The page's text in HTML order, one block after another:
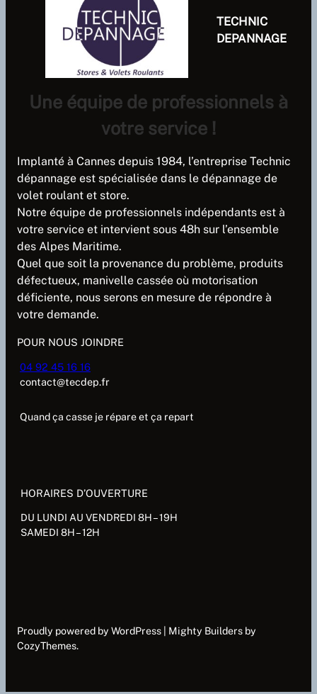
TECHNIC
DEPANNAGE
Une équipe de professionnels à
votre service !
Implanté à Cannes depuis 1984, l’entreprise Technic
dépannage est spécialisée dans le dépannage de
volet roulant et store.
Notre équipe de professionnels indépendants est à
votre service et intervient sous 48h sur l’ensemble
des Alpes Maritime.
Quel que soit la provenance du problème, produits
défectueux, manivelle cassée où motorisation
déficiente, nous serons en mesure de répondre à
votre demande.
POUR NOUS JOINDRE
04 92 45 16 16
contact@tecdep.fr
Quand ça casse je répare et ça repart
HORAIRES D’OUVERTURE
DU LUNDI AU VENDREDI 8H – 19H
SAMEDI 8H – 12H
Proudly powered by WordPress | Mighty Builders by
CozyThemes.